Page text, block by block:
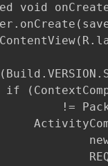
void
if
!=